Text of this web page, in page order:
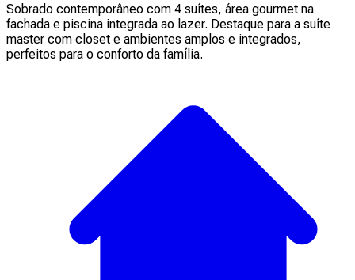
Sobrado contemporâneo com 4 suítes, área gourmet na
fachada e piscina integrada ao lazer. Destaque para a suíte
master com closet e ambientes amplos e integrados,
perfeitos para o conforto da família.